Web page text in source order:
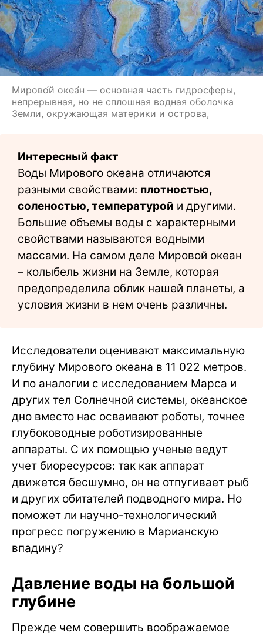
Мирово́й океа́н — основная часть гидросферы,
непрерывная, но не сплошная водная оболочка
Земли, окружающая материки и острова,
Интересный факт
Воды Мирового океана отличаются
разными свойствами: плотностью,
соленостью, температурой и другими.
Большие объемы воды с характерными
свойствами называются водными
массами. На самом деле Мировой океан
– колыбель жизни на Земле, которая
предопределила облик нашей планеты, а
условия жизни в нем очень различны.
Исследователи оценивают максимальную
глубину Мирового океана в 11 022 метров.
И по аналогии с исследованием Марса и
других тел Солнечной системы, океанское
дно вместо нас осваивают роботы, точнее
глубоководные роботизированные
аппараты. С их помощью ученые ведут
учет биоресурсов: так как аппарат
движется бесшумно, он не отпугивает рыб
и других обитателей подводного мира. Но
поможет ли научно-технологический
прогресс погружению в Марианскую
впадину?
Давление воды на большой
глубине
Прежде чем совершить воображаемое